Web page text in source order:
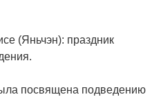
посвящена подведению